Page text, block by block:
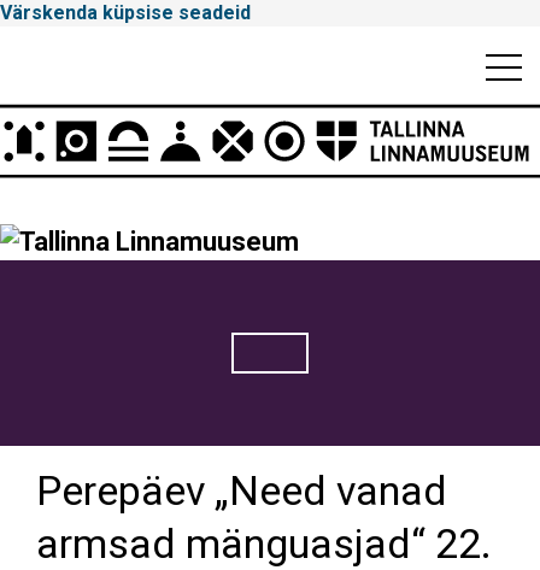
Värskenda küpsise seadeid
Peamenüü
Perepäev „Need vanad
armsad mänguasjad“ 22.